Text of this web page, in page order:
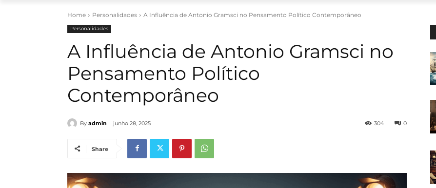
Home Personalidades A Influência de Antonio Gramsci no Pensamento Político Contemporâneo
Personalidades
A Influência de Antonio Gramsci no
Pensamento Político
Contemporâneo
By admin junho 28, 2025 0
304
Share